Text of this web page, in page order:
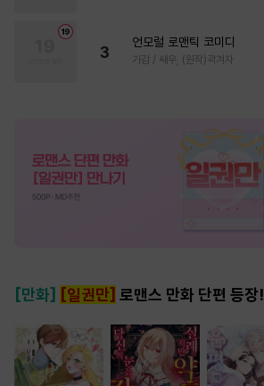
3
언모럴 로맨틱 코미디
가감 / 쌔우, (원작)곽겨자
[만화] [일권만] 로맨스 만화 단편 등장!